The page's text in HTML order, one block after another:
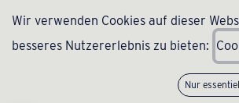
(
Erhalten Sie eine
Wir verwenden Cookies auf dieser
besseres Nutzererlebnis zu bieten: C
Nur